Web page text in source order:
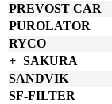
PREVOST CAR
PUROLATOR
RYCO
SAKURA
SANDVIK
SF-FILTER